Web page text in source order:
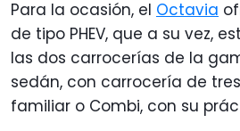
Para la ocasión, el Octavia
de tipo PHEV, que a su vez,
las dos carrocerías de la
sedán, con carrocería de
familiar o Combi, con su